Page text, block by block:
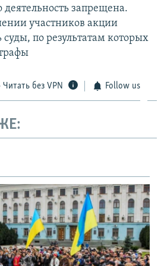
запрещена.
участников акции
суды, по результатам которых
Читать без VPN Follow us